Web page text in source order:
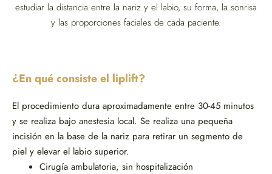
estudiar la distancia entre la nariz y el labio, su forma, la sonrisa
y las proporciones faciales de cada paciente.
¿En qué consiste el liplift?
El procedimiento dura aproximadamente entre 30-45 minutos
y se realiza bajo anestesia local. Se realiza una pequeña
incisión en la base de la nariz para retirar un segmento de
piel y elevar el labio superior.
Cirugía ambulatoria, sin hospitalización